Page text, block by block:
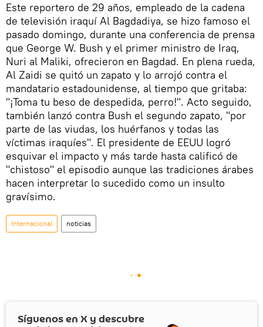
Este reportero de 29 años, empleado de la cadena
de televisión iraquí Al Bagdadiya, se hizo famoso el
pasado domingo, durante una conferencia de prensa
que George W. Bush y el primer ministro de Iraq,
Nuri al Maliki, ofrecieron en Bagdad. En plena rueda,
Al Zaidi se quitó un zapato y lo arrojó contra el
mandatario estadounidense, al tiempo que gritaba:
"¡Toma tu beso de despedida, perro!". Acto seguido,
también lanzó contra Bush el segundo zapato, "por
parte de las viudas, los huérfanos y todas las
víctimas iraquíes". El presidente de EEUU logró
esquivar el impacto y más tarde hasta calificó de
"chistoso" el episodio aunque las tradiciones árabes
hacen interpretar lo sucedido como un insulto
gravísimo.
Internacional noticias
Síguenos en X y descubre